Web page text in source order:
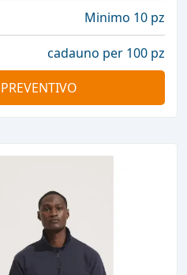
Minimo 10 pz
cadauno per 100 pz